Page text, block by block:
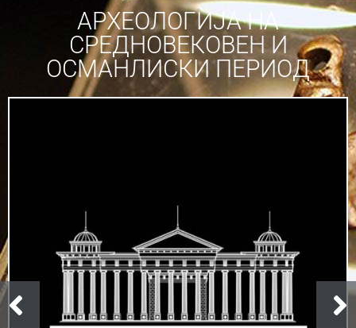
АРХЕОЛОГИЈА НА
СРЕДНОВЕКОВЕН И
ОСМАНЛИСКИ ПЕРИОД